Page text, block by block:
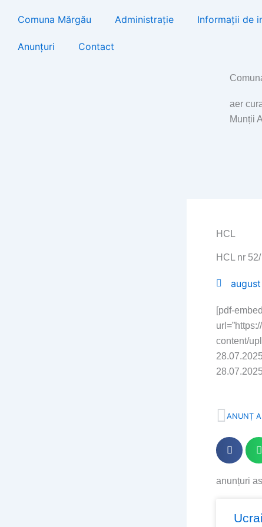
Comuna Mărgău Administrație Informații de
Anunțuri Contact
aer
Munții
HCL
HCL nr
[pdf-
content/
Prev
ANUNȚ
anunțuri